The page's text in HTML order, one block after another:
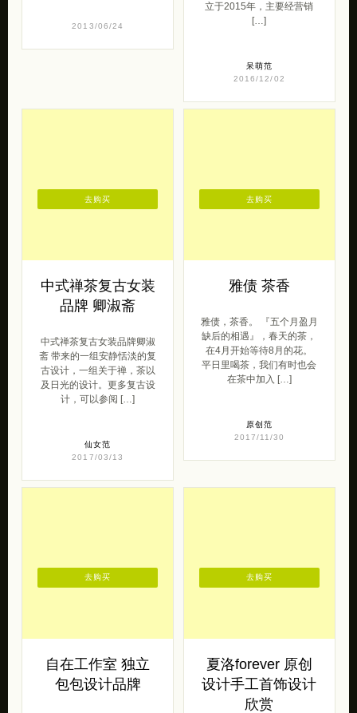
2013/06/24
立于2015年，主要经营销
[…]
呆萌范
2016/12/02
中式禅茶复古女装
品牌 卿淑斋
中式禅茶复古女装品牌卿淑
斋 带来的一组安静恬淡的复
古设计，一组关于禅，茶以
及日光的设计。更多复古设
计，可以参阅 […]
仙女范
2017/03/13
去购买
雅债 茶香
雅债，茶香。 『五个月盈月
缺后的相遇』，春天的茶，
在4月开始等待8月的花。
平日里喝茶，我们有时也会
在茶中加入 […]
原创范
2017/11/30
去购买
自在工作室 独立
包包设计品牌
去购买
夏洛forever 原创
设计手工首饰设计
欣赏
去购买